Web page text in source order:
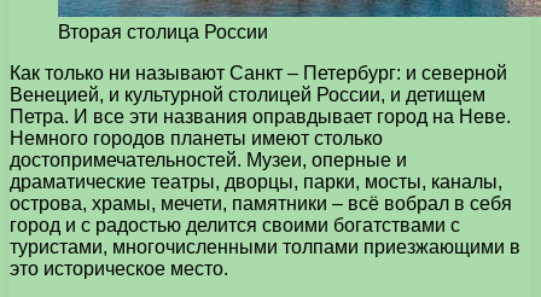
Вторая столица России
Как только ни называют Санкт – Петербург: и северной
Венецией, и культурной столицей России, и детищем
Петра. И все эти названия оправдывает город на Неве.
Немного городов планеты имеют столько
достопримечательностей. Музеи, оперные и
драматические театры, дворцы, парки, мосты, каналы,
острова, храмы, мечети, памятники – всё вобрал в себя
город и с радостью делится своими богатствами с
туристами, многочисленными толпами приезжающими в
это историческое место.